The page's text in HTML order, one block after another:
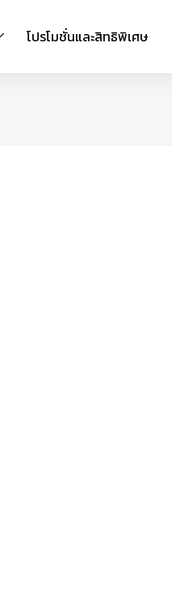
โปรโมชั่นและสิทธิพิเศษ